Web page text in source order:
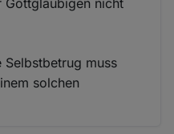
muss
solchen